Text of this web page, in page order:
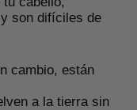
son difíciles de
cambio, están
a la tierra sin